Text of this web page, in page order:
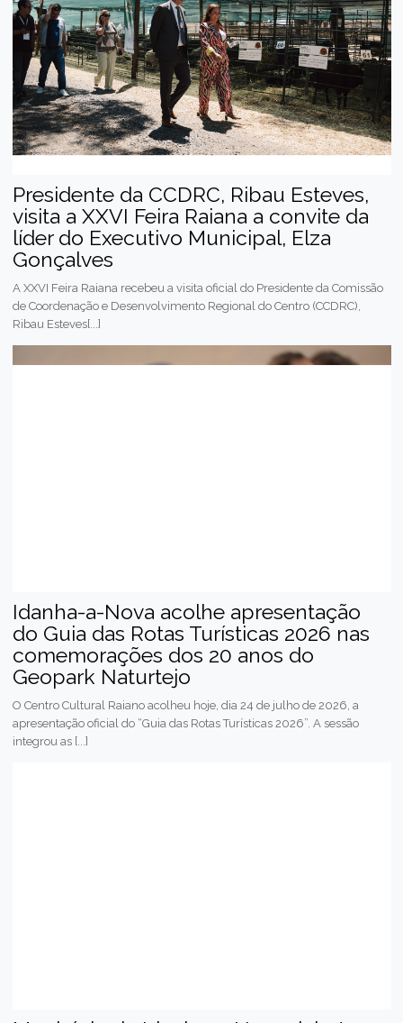
Presidente da CCDRC, Ribau Esteves,
visita a XXVI Feira Raiana a convite da
líder do Executivo Municipal, Elza
Gonçalves
A XXVI Feira Raiana recebeu a visita oficial do Presidente da Comissão
de Coordenação e Desenvolvimento Regional do Centro (CCDRC),
Ribau Esteves[...]
Idanha-a-Nova acolhe apresentação
do Guia das Rotas Turísticas 2026 nas
comemorações dos 20 anos do
Geopark Naturtejo
O Centro Cultural Raiano acolheu hoje, dia 24 de julho de 2026, a
apresentação oficial do “Guia das Rotas Turísticas 2026”. A sessão
integrou as [...]